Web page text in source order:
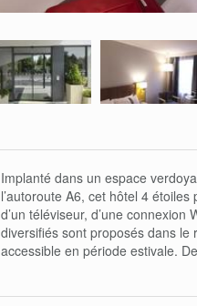
Implanté dans un espace
l’autoroute A6, cet hôtel 4
d’un téléviseur, d’une
diversifiés sont proposés dans
accessible en période estivale.